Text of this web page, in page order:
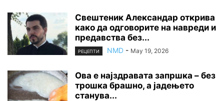
Свештеник Александар открива
како да одговорите на навреди и
предавства без...
РЕЦЕПТИ NMD - May 19, 2026
Ова е најздравата запршка – без
трошка брашно, а јадењето
станува...